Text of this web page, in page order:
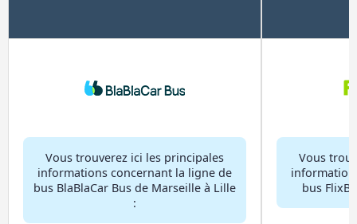
Vous trouverez ici les principales
informations concernant la ligne de
bus BlaBlaCar Bus de Marseille à Lille
:
Vous
bus